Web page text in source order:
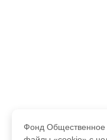
Фонд Общественное